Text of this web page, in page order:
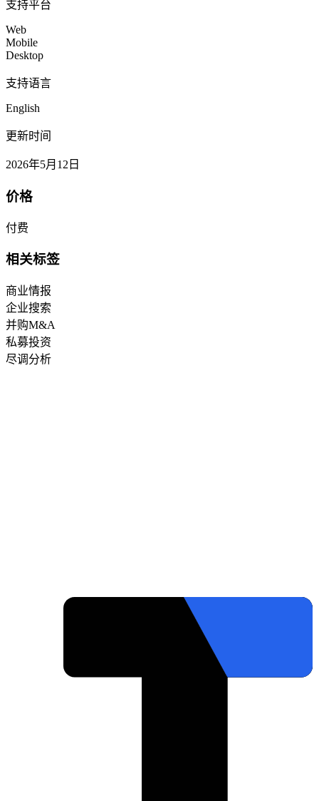
支持平台
Web
Mobile
Desktop
支持语言
English
更新时间
2026年5月12日
价格
付费
相关标签
商业情报
企业搜索
并购M&A
私募投资
尽调分析